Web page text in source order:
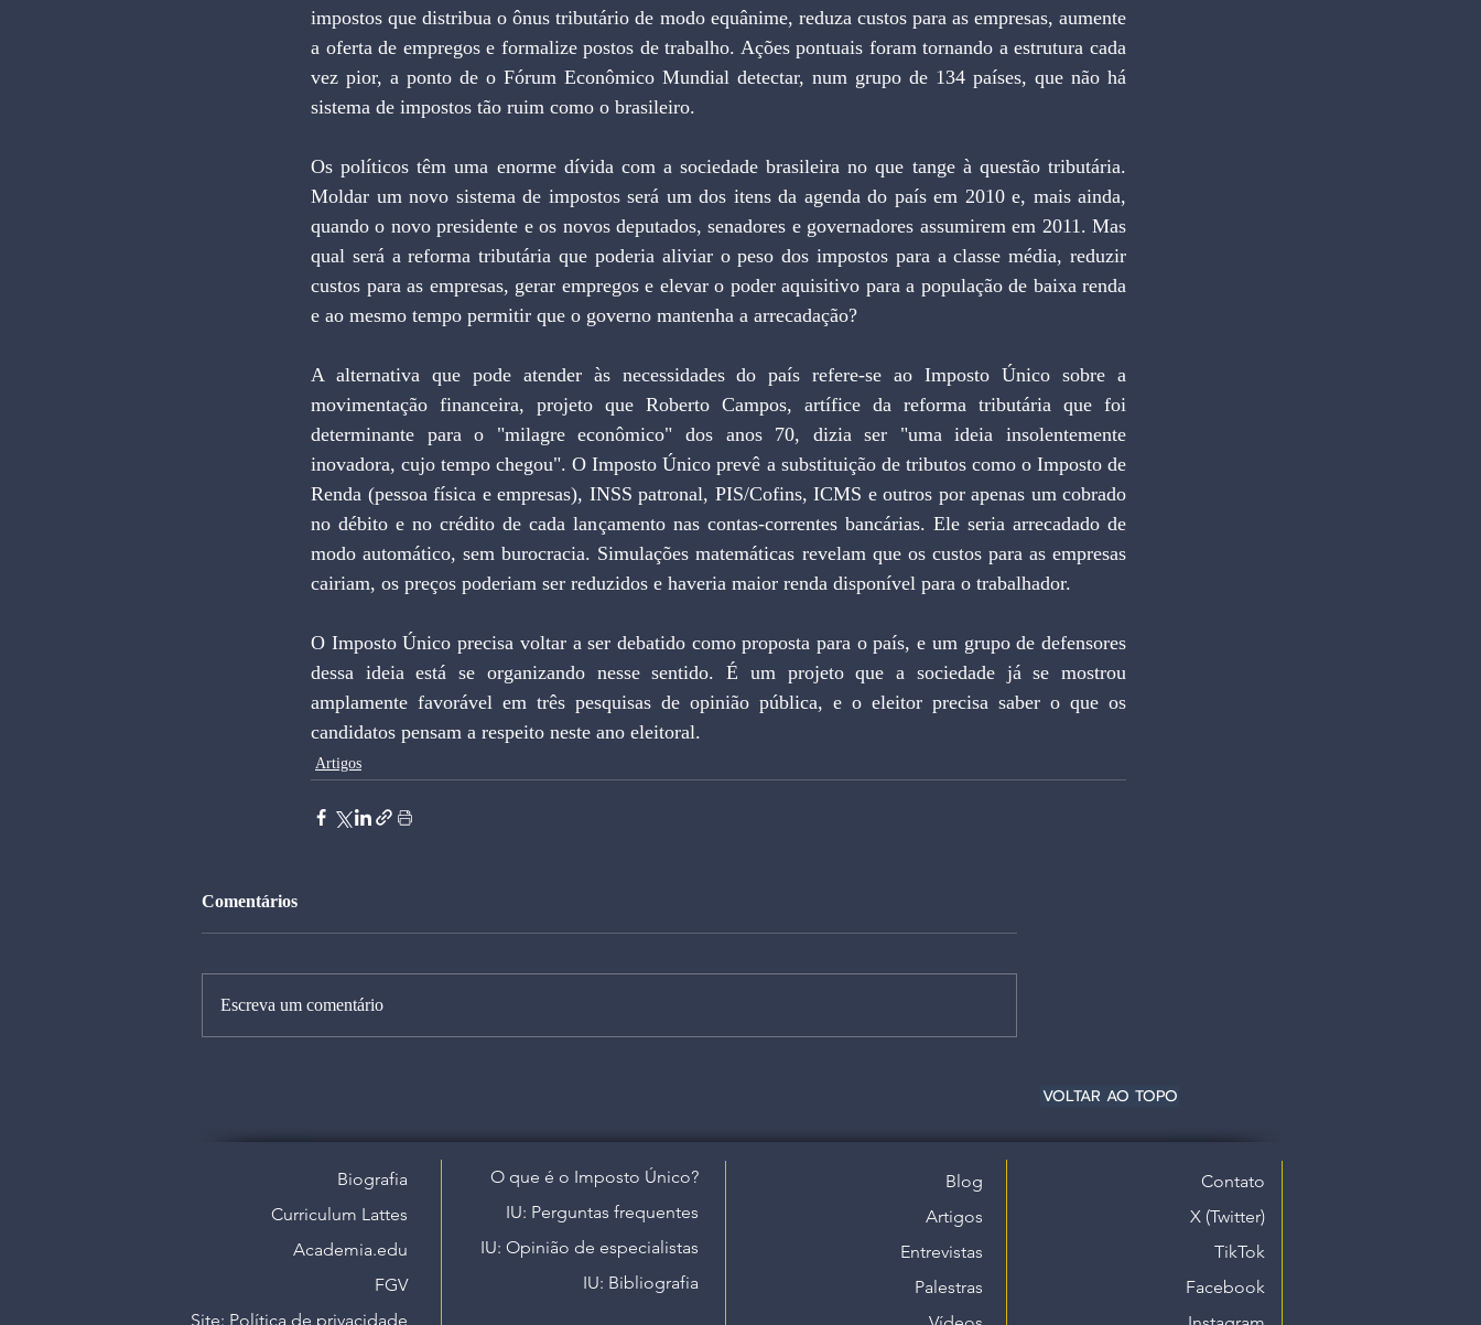
impostos que distribua o ônus tributário de modo equânime, reduza custos para as empresas, aumente
a oferta de empregos e formalize postos de trabalho. Ações pontuais foram tornando a estrutura cada
vez pior, a ponto de o Fórum Econômico Mundial detectar, num grupo de 134 países, que não há
sistema de impostos tão ruim como o brasileiro.
Os políticos têm uma enorme dívida com a sociedade brasileira no que tange à questão tributária.
Moldar um novo sistema de impostos será um dos itens da agenda do país em 2010 e, mais ainda,
quando o novo presidente e os novos deputados, senadores e governadores assumirem em 2011. Mas
qual será a reforma tributária que poderia aliviar o peso dos impostos para a classe média, reduzir
custos para as empresas, gerar empregos e elevar o poder aquisitivo para a população de baixa renda
e ao mesmo tempo permitir que o governo mantenha a arrecadação?
A alternativa que pode atender às necessidades do país refere-se ao Imposto Único sobre a
movimentação financeira, projeto que Roberto Campos, artífice da reforma tributária que foi
determinante para o "milagre econômico" dos anos 70, dizia ser "uma ideia insolentemente
inovadora, cujo tempo chegou". O Imposto Único prevê a substituição de tributos como o Imposto de
Renda (pessoa física e empresas), INSS patronal, PIS/Cofins, ICMS e outros por apenas um cobrado
no débito e no crédito de cada lançamento nas contas-correntes bancárias. Ele seria arrecadado de
modo automático, sem burocracia. Simulações matemáticas revelam que os custos para as empresas
cairiam, os preços poderiam ser reduzidos e haveria maior renda disponível para o trabalhador.
O Imposto Único precisa voltar a ser debatido como proposta para o país, e um grupo de defensores
dessa ideia está se organizando nesse sentido. É um projeto que a sociedade já se mostrou
amplamente favorável em três pesquisas de opinião pública, e o eleitor precisa saber o que os
candidatos pensam a respeito neste ano eleitoral.
Artigos
Comentários
Escreva um comentário
VOLTAR AO TOPO
Biografia
Curriculum Lattes
Academia.edu
FGV
Site: Política de privacidade​
O que é o Imposto Único?
IU: Perguntas frequentes
IU: Opinião de especialistas
IU: Bibliografia
Blog
Artigos
Entrevistas
Palestras
Contato
X (Twitter)
TikTok
Facebook